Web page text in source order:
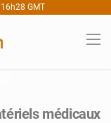
GMT
médicaux